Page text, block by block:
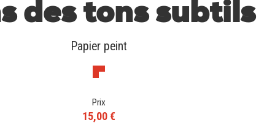
des tons subtils
Papier peint
Prix
15,00 €